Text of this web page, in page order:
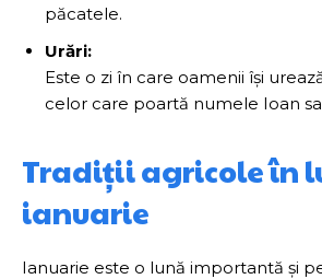
păcatele.
Urări:
Este o zi în care oamenii își
celor care poartă numele Ioan
Tradiții agricole în
ianuarie
Ianuarie este o lună importantă și